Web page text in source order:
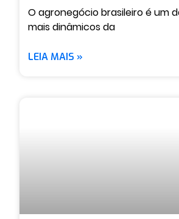
O agronegócio brasileiro é um
mais dinâmicos da
LEIA MAIS »